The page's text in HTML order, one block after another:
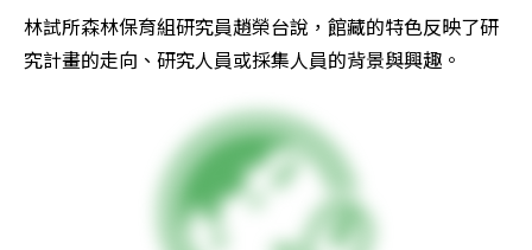
林試所森林保育組研究員趙榮台說，館藏的特色反映了研
究計畫的走向、研究人員或採集人員的背景與興趣。